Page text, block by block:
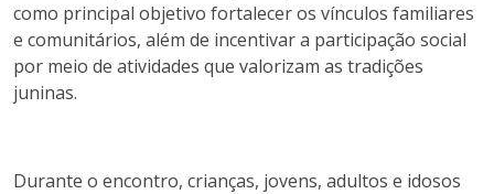
como principal objetivo fortalecer os vínculos familiares
e comunitários, além de incentivar a participação social
por meio de atividades que valorizam as tradições
juninas.
Durante o encontro, crianças, jovens, adultos e idosos